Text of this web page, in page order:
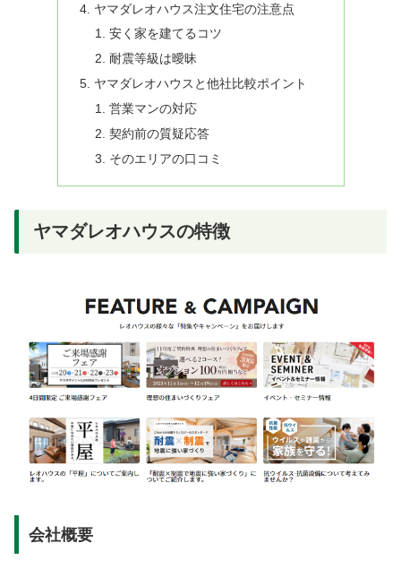
ヤマダレオハウス注文住宅の注意点
安く家を建てるコツ
耐震等級は曖昧
ヤマダレオハウスと他社比較ポイント
営業マンの対応
契約前の質疑応答
そのエリアの口コミ
ヤマダレオハウスの特徴
会社概要